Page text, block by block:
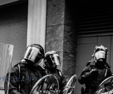
でセミリタイヤ